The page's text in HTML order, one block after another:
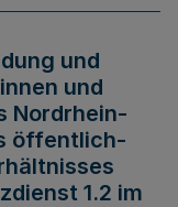
und
und
Nordrhein-
öffentlich-
1.2 im